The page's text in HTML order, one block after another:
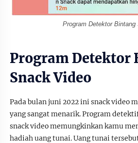
Program Detektor Bintang
Program Detektor
Snack Video
Pada bulan juni 2022 ini snack video
yang sangat menarik. Program
snack video memungkinkan kamu
hadiah uang tunai. Uang tunai